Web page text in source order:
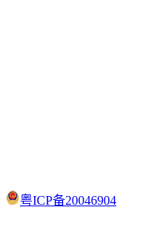
粤ICP备20046904